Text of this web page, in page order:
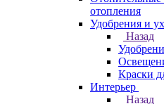
отопления
Удобрения и
Назад
Краски
Интерьер
Назад